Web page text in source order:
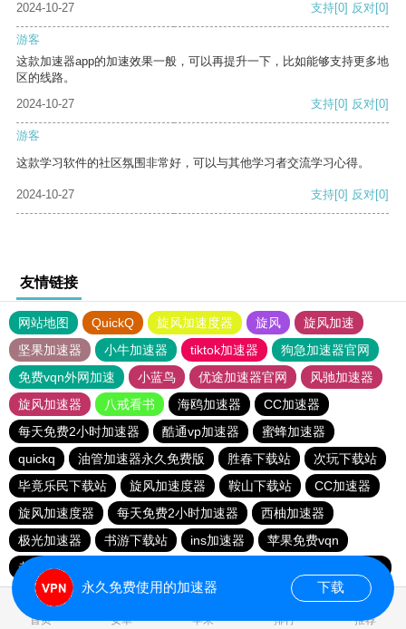
2024-10-27 支持[0] 反对[0]
游客
这款加速器app的加速效果一般，可以再提升一下，比如能够支持更多地
区的线路。
2024-10-27
支持[0] 反对[0]
游客
这款学习软件的社区氛围非常好，可以与其他学习者交流学习心得。
2024-10-27 支持[0] 反对[0]
友情链接
网站地图 QuickQ 旋风加速度器 旋风
旋风加速
坚果加速器
小牛加速器 tiktok加速器
狗急加速器官网
免费vqn外网加速
小蓝鸟 优途加速器官网
风驰加速器
旋风加速器
八戒看书 海鸥加速器
CC加速器
每天免费2小时加速器
酷通vp加速器
蜜蜂加速器
quickq
油管加速器永久免费版 胜春下载站
次玩下载站
毕竟乐民下载站
旋风加速度器 鞍山下载站
CC加速器
旋风加速度器
每天免费2小时加速器
西柚加速器
极光加速器
书游下载站 ins加速器
苹果免费vqn
老王vnp
新日港下载站
首页 安卓 苹果 排行 推荐
永久免费使用的加速器 下载
0.037235s